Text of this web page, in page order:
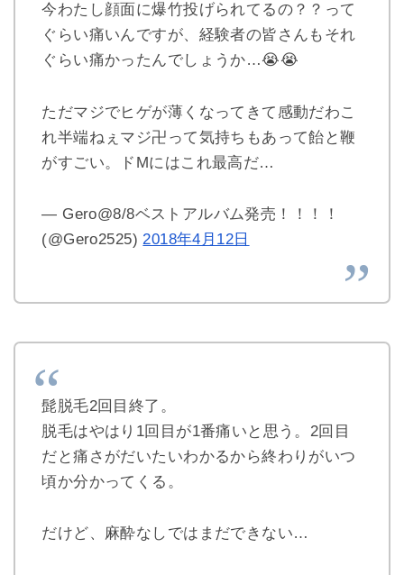
今わたし顔面に爆竹投げられてるの？？って
ぐらい痛いんですが、経験者の皆さんもそれ
ぐらい痛かったんでしょうか…😭😭
ただマジでヒゲが薄くなってきて感動だわこ
れ半端ねぇマジ卍って気持ちもあって飴と鞭
がすごい。ドMにはこれ最高だ…
— Gero@8/8ベストアルバム発売！！！！
(@Gero2525)2018年4月12日
髭脱毛2回目終了。
脱毛はやはり1回目が1番痛いと思う。2回目
だと痛さがだいたいわかるから終わりがいつ
頃か分かってくる。
だけど、麻酔なしではまだできない…